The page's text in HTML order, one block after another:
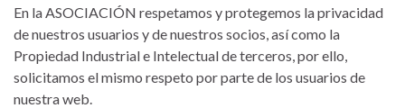
En la ASOCIACIÓN respetamos y protegemos la privacidad
de nuestros usuarios y de nuestros socios, así como la
Propiedad Industrial e Intelectual de terceros, por ello,
solicitamos el mismo respeto por parte de los usuarios de
nuestra web.